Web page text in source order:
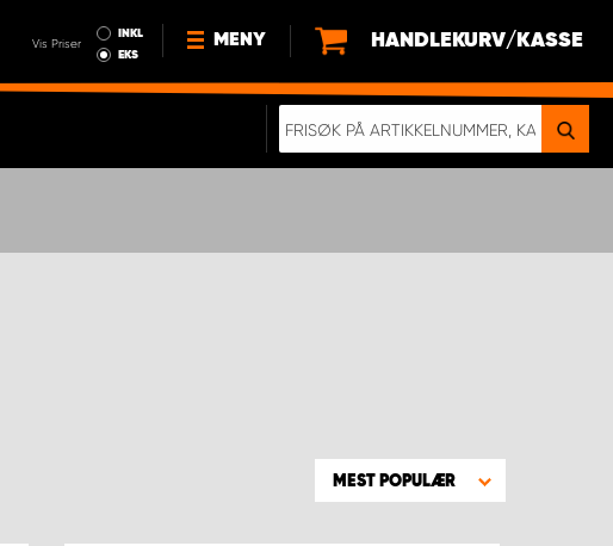
Vis Priser
INKL
EKS
MENY
NYHETER
HANDLEKURV/KASSE
MEST POPULÆR